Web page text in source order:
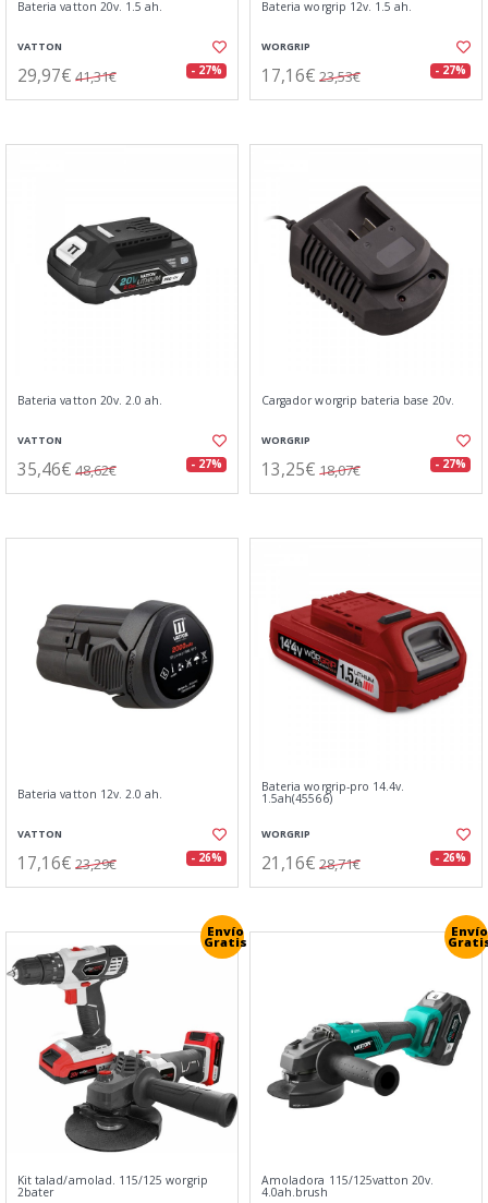
Bateria vatton 20v. 1.5 ah.
VATTON
29,97€ 41,31€ - 27%
Bateria worgrip 12v. 1.5 ah.
WORGRIP
17,16€ 23,53€ - 27%
Bateria vatton 20v. 2.0 ah.
VATTON
35,46€ 48,62€ - 27%
Cargador worgrip bateria base 20v.
WORGRIP
13,25€ 18,07€ - 27%
Bateria vatton 12v. 2.0 ah.
VATTON
17,16€ 23,29€ - 26%
Bateria worgrip-pro 14.4v.
1.5ah(45566)
WORGRIP
21,16€ 28,71€ - 26%
Envío
Gratis
Kit talad/amolad. 115/125 worgrip
2bater
Envío
Amoladora 115/125vatton 20v.
4.0ah.brush